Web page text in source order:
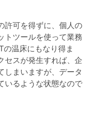
許可を得ずに、個人の
トツールを使って業務
温床にもなり得ま
セスが発生すれば、企
しまいますが、データ
いるような状態なので